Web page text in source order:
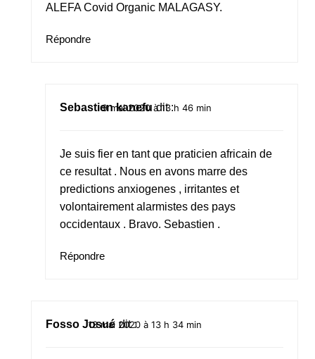
ALEFA Covid Organic MALAGASY.
Répondre
Sebastien kanefu dit :
9 mai 2020 à 13 h 46 min
Je suis fier en tant que praticien africain de
ce resultat . Nous en avons marre des
predictions anxiogenes , irritantes et
volontairement alarmistes des pays
occidentaux . Bravo. Sebastien .
Répondre
Fosso Josué dit :
13 mai 2020 à 13 h 34 min